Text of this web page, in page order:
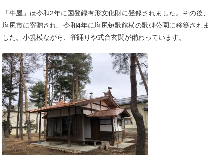
「牛屋」は令和2年に国登録有形文化財に登録されました。その後、
塩尻市に寄贈され、令和4年に塩尻短歌館横の歌碑公園に移築されま
した。小規模ながら、雀踊りや式台玄関が備わっています。